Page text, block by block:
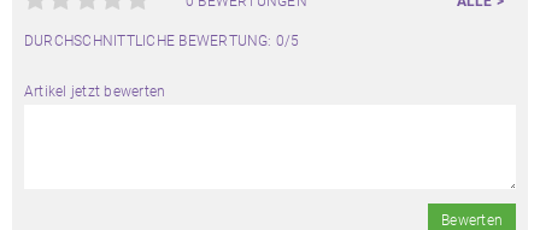
DURCHSCHNITTLICHE BEWERTUNG: 0/5
Artikel jetzt bewerten
Bewerten